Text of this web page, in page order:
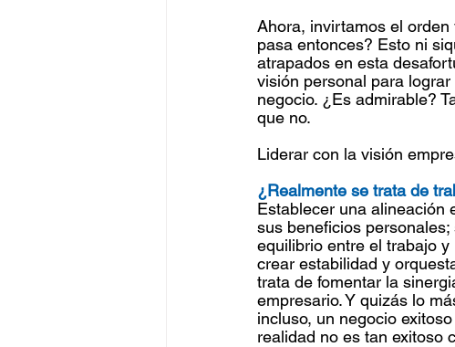
Ahora, invirtamos el
pasa entonces? Esto ni
atrapados en esta
visión personal para
negocio. ¿Es admirable?
que no.
Liderar con la visión
¿Realmente se trata de
Establecer una alineación
sus beneficios
equilibrio entre el trabajo
crear estabilidad y
trata de fomentar la
empresario. Y quizás lo
incluso, un negocio
realidad no es tan exitoso